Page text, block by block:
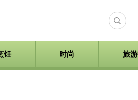
饪 时尚 旅游